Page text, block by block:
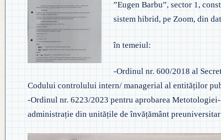
◎ ACHIZIȚII
◎ DOCUMENTE UTILE
◎ REGULAMENT INTERN
◎ REGULAMENT ORGANIZARE
◎ FIȘĂ EVALUARE PERSONAL
◎ GHID ÎNVĂȚĂMÂNT
◎ CRITERII DE DEPARTAJARE
◎ ORDIN PRIVIND ÎNSCRIEREA
PREȘCOLAR 2025-2026
◎
◎
◎
◎
”Eugen Barbu”, sector 1,
sistem hibrid, pe Zoom, din
în temeiul:
-Ordinul nr. 600/2018 al
Codului controlului intern/ managerial al entităților
-Ordinul nr. 6223/2023 pentru aprobarea
administrație din unitățile de învățământ preuniversitar